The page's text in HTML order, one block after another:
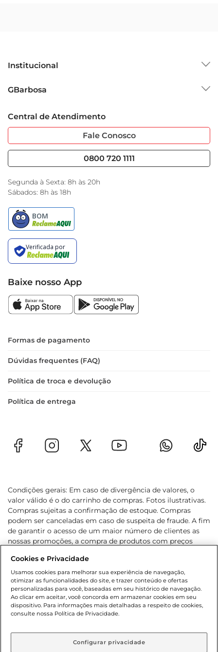
Institucional
Grupo Cencosud
Sobre Privacidade
Portal do Fornecedo
Nossas Lojas
GBarbosa
Garantia Estendida
Serviços
Black Friday
Encarte do Dia
Central de Atendimento
Fale Conosco
0800 720 1111
Segunda à Sexta: 8h às 20h
Sábados: 8h às 18h
Baixe nosso App
Formas de pagamento
Dúvidas frequentes (FAQ)
Política de troca e devolução
Política de entrega
Condições gerais: Em caso de divergência de valores, o
valor válido é o do carrinho de compras. Fotos ilustrativas.
Compras sujeitas a confirmação de estoque. Compras
podem ser canceladas em caso de suspeita de fraude. A fim
de garantir o acesso de um maior número de clientes as
nossas promoções, a compra de produtos com preços
cliente. Os preços, ofertas e condições são exclusivos para
o e-commerce e válidos durante o dia de hoje, podendo
sofrer alterações sem prévia notificação. Proibida a venda
de bebidas alcoólicas para menores de 18 anos, conforme
Lei n.º 8069/90, art. 81, inciso II (Estatuto da Criança e do
Adolescente). Preços e condições exclusivos para o
aviso prévio. O valor mínimo para as compras on-line é de
Cookies e Privacidade
Usamos cookies para melhorar sua experiência de navegação,
otimizar as funcionalidades do site, e trazer conteúdo e ofertas
personalizadas para você, baseadas em seu histórico de navegação.
Ao clicar em aceitar, você concorda em armazenar cookies em seu
dispositivo. Para informações mais detalhadas a respeito de cookies,
consulte nossa Política de Privacidade.
Configurar privacidade